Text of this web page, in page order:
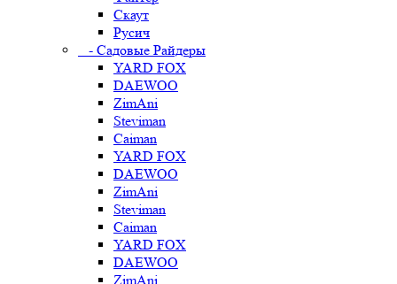
Скаут
Русич
- Садовые Райдеры
YARD FOX
DAEWOO
ZimAni
Steviman
Caiman
YARD FOX
DAEWOO
ZimAni
Steviman
Caiman
YARD FOX
DAEWOO
ZimAni